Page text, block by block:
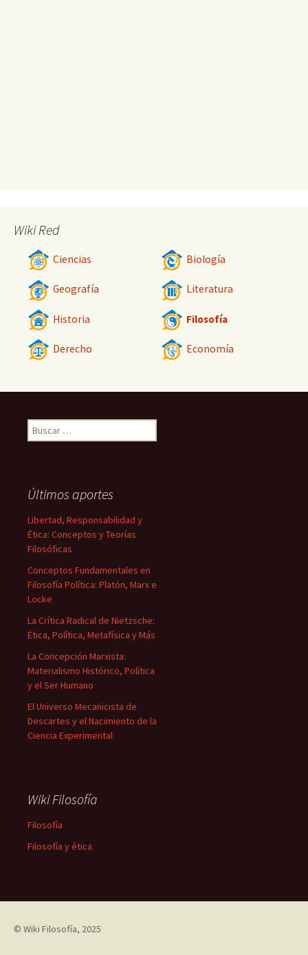
Wiki Red
Ciencias Biología
Geografía Literatura
Historia Filosofía
Derecho Economía
Buscar:
Últimos aportes
Libertad, Responsabilidad y
Ética: Conceptos y Teorías
Filosóficas
Conceptos Fundamentales en
Filosofía Política: Platón, Marx e
Locke
La Crítica Radical de Nietzsche:
Ética, Política, Metafísica y Más
La Concepción Marxista:
Materialismo Histórico, Política
y el Ser Humano
El Universo Mecanicista de
Descartes y el Nacimiento de la
Ciencia Experimental
Wiki Filosofía
Filosofía
Filosofía y ética
© Wiki Filosofía, 2025